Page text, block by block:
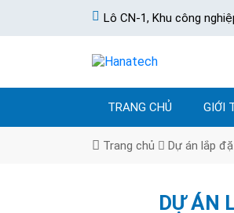
Lô CN-1, Khu công
TRANG CHỦ GIỚI
Trang chủ Dự án lắp
DỰ ÁN